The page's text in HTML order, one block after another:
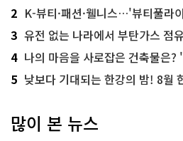
2 K-뷰티·패션·웰니스…'뷰티풀라이
3 유전 없는 나라에서 부탄가스 점
4 나의 마음을 사로잡은 건축물은? '
5 낮보다 기대되는 한강의 밤! 8월 한
많이 본 뉴스